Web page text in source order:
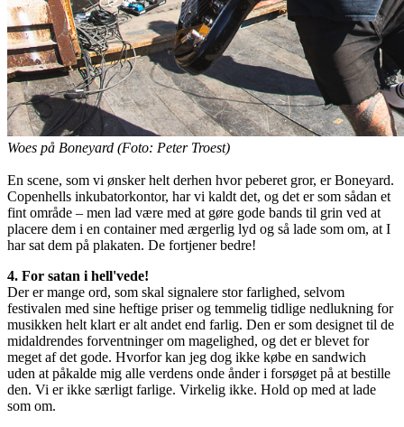
Woes på Boneyard (Foto: Peter Troest)
En scene, som vi ønsker helt derhen hvor peberet gror, er Boneyard.
Copenhells inkubatorkontor, har vi kaldt det, og det er som sådan et
fint område – men lad være med at gøre gode bands til grin ved at
placere dem i en container med ærgerlig lyd og så lade som om, at I
har sat dem på plakaten. De fortjener bedre!
4. For satan i hell'vede!
Der er mange ord, som skal signalere stor farlighed, selvom
festivalen med sine heftige priser og temmelig tidlige nedlukning for
musikken helt klart er alt andet end farlig. Den er som designet til de
midaldrendes forventninger om magelighed, og det er blevet for
meget af det gode. Hvorfor kan jeg dog ikke købe en sandwich
uden at påkalde mig alle verdens onde ånder i forsøget på at bestille
den. Vi er ikke særligt farlige. Virkelig ikke. Hold op med at lade
som om.